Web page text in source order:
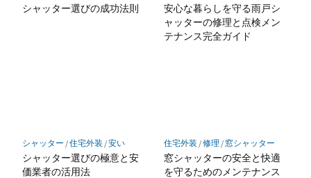
シャッター選びの成功法則
安心な暮らしを守る雨戸シ
ャッターの修理と点検メン
テナンス完全ガイド
シャッター /住宅外装 /安い
シャッター選びの極意と安
価業者の活用法
住宅外装 /修理 / 窓シャッター
窓シャッターの安全と快適
を守るためのメンテナンス